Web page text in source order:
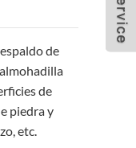
de
de
piedra y
etc.